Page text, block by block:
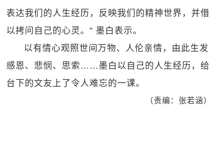
表达我们的人生经历，反映我们的精神世界，并借
以拷问自己的心灵。” 墨白表示。
以有情心观照世间万物、人伦亲情，由此生发
感恩、悲悯、思索……墨白以自己的人生经历，给
台下的文友上了令人难忘的一课。
（责编：张若涵）